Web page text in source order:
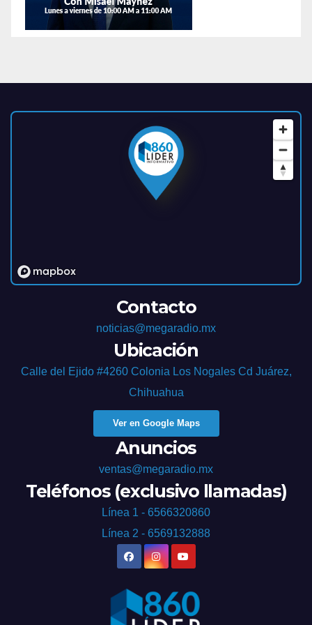
Contacto
noticias@megaradio.mx
Ubicación
Calle del Ejido #4260 Colonia Los Nogales Cd Juárez,
Chihuahua
Ver en Google Maps
Anuncios
ventas@megaradio.mx
Teléfonos (exclusivo llamadas)
Línea 1 - 6566320860
Línea 2 - 6569132888